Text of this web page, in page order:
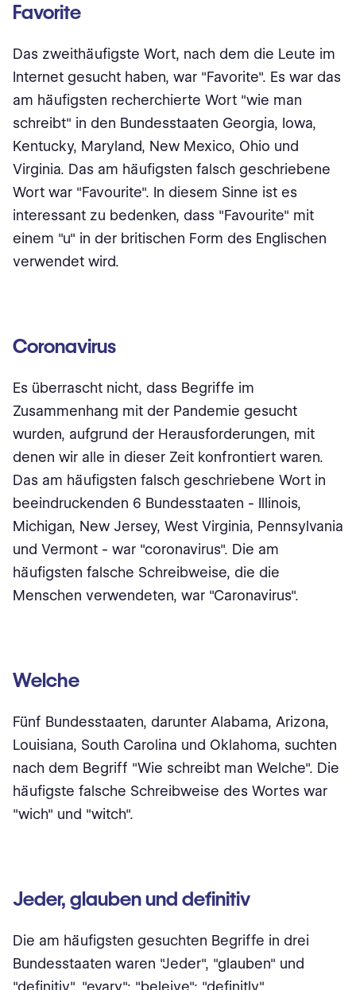
Favorite
Das zweithäufigste Wort, nach dem die Leute im
Internet gesucht haben, war "Favorite". Es war das
am häufigsten recherchierte Wort "wie man
schreibt" in den Bundesstaaten Georgia, Iowa,
Kentucky, Maryland, New Mexico, Ohio und
Virginia. Das am häufigsten falsch geschriebene
Wort war "Favourite". In diesem Sinne ist es
interessant zu bedenken, dass "Favourite" mit
einem "u" in der britischen Form des Englischen
verwendet wird.
Coronavirus
Es überrascht nicht, dass Begriffe im
Zusammenhang mit der Pandemie gesucht
wurden, aufgrund der Herausforderungen, mit
denen wir alle in dieser Zeit konfrontiert waren.
Das am häufigsten falsch geschriebene Wort in
beeindruckenden 6 Bundesstaaten - Illinois,
Michigan, New Jersey, West Virginia, Pennsylvania
und Vermont - war "coronavirus". Die am
häufigsten falsche Schreibweise, die die
Menschen verwendeten, war "Caronavirus".
Welche
Fünf Bundesstaaten, darunter Alabama, Arizona,
Louisiana, South Carolina und Oklahoma, suchten
nach dem Begriff "Wie schreibt man Welche". Die
häufigste falsche Schreibweise des Wortes war
"wich" und "witch".
Jeder, glauben und definitiv
Die am häufigsten gesuchten Begriffe in drei
Bundesstaaten waren "Jeder", "glauben" und
"definitiv". "evary"; "beleive"; "definitly",